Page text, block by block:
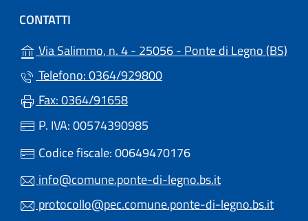
CONTATTI
Via Salimmo, n. 4 - 25056 - Ponte di Legno (BS)
Telefono: 0364/929800
Fax: 0364/91658
P. IVA: 00574390985
Codice fiscale: 00649470176
info@comune.ponte-di-legno.bs.it
protocollo@pec.comune.ponte-di-legno.bs.it